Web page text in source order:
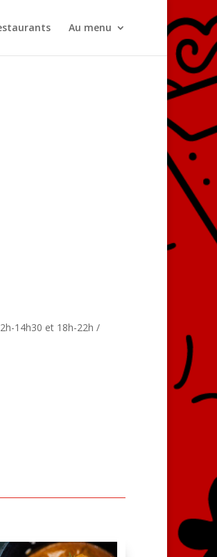
Au menu
14h30 et 18h-22h /